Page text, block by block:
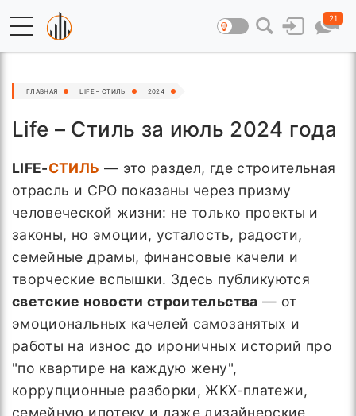
21
ГЛАВНАЯ LIFE – СТИЛЬ 2024
Life – Стиль за июль 2024 года
LIFE-СТИЛЬ — это раздел, где строительная
отрасль и СРО показаны через призму
человеческой жизни: не только проекты и
законы, но эмоции, усталость, радости,
семейные драмы, финансовые качели и
творческие вспышки. Здесь публикуются
светские новости строительства — от
эмоциональных качелей самозанятых и
работы на износ до ироничных историй про
"по квартире на каждую жену",
коррупционные разборки, ЖКХ-платежи,
семейную ипотеку и даже дизайнерские